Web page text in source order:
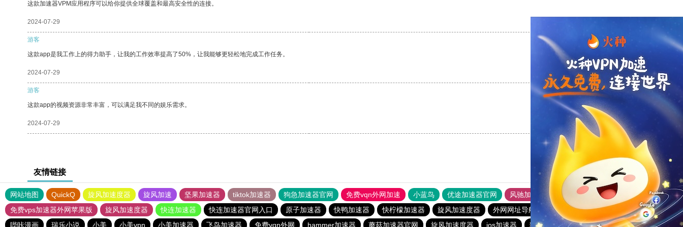
这款加速器VPM应用程序可以给你提供全球覆盖和最高安全性的连接。
2024-07-29
游客
这款app是我工作上的得力助手，让我的工作效率提高了50%，让我能够更轻松地完成工作任务。
2024-07-29 支持 [0] 反对 [0]
游客
这款app的视频资源非常丰富，可以满足我不同的娱乐需求。
2024-07-29 支持
友情链接
网站地图 QuickQ 旋风加速度器 旋风加速 坚果加速器 tiktok加速器 狗急加速器官网 免费vqn外网加速 小蓝鸟 优途加速器官网 风驰加速器
旋风加速器
免费vps加速器外网苹果版
旋风加速度器 快连加速器 快连加速器官网入口 原子加速器 快鸭加速器 快柠檬加速器 旋风加速度器 外网网址导航 软件中心 雷霆加速
狂飙加速器
哔咔漫画
瑞乐小说 小美 小美vpn 小美加速器 飞鸟加速器 免费vqn外网 hammer加速器 蘑菇加速器官网 旋风加速度器 ios加速器 猴王加速器 雷霆加速版ins